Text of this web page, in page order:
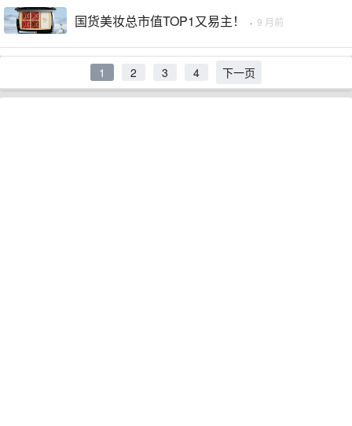
国货美妆总市值TOP1又易主！ · 9 月前
1 2 3 4 下一页